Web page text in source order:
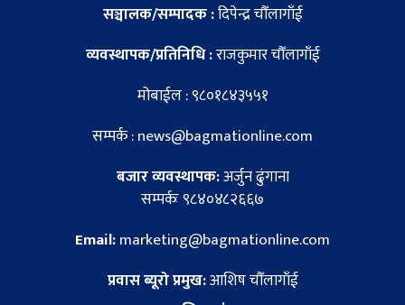
सञ्चालक/सम्पादक :दिपेन्द्र चौँलागाँई
व्यवस्थापक/प्रतिनिधि :राजकुमार चौँलागाँई
मोबाईल : ९८०१८४३५५१
सम्पर्क : news@bagmationline.com
बजार व्यवस्थापक:अर्जुन ढुंगाना
सम्पर्कः ९८४०४८२६६७
Email:marketing@bagmationline.com
प्रवास ब्यूरो प्रमुख:आशिष चौँलागाँई